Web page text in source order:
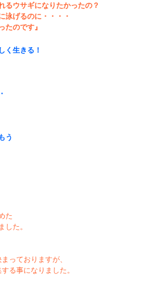
るウサギになりたかったの？
泳げるのに・・・・
たのです』
く生きる！
う
た
した。
っておりますが、
る事になりました。